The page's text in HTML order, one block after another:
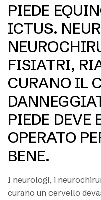
PIEDE
ICTUS.
FISIATRI,
CURANO IL
PIEDE DEVE
OPERATO
BENE.
I neurologi, i
curano un cervello